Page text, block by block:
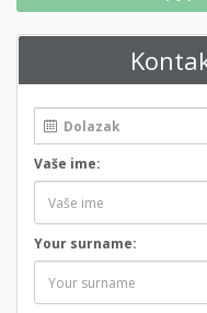
Vaše ime:
Your surname: